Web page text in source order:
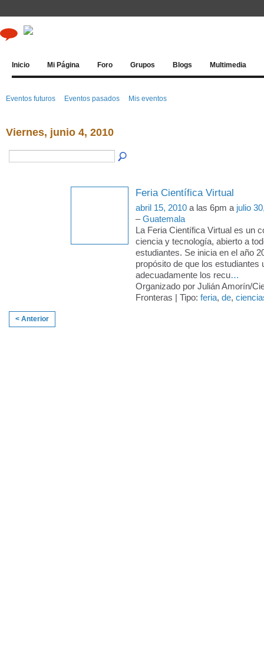
Inicio Mi Página Foro Grupos Blogs Multimedia
Eventos futuros Eventos pasados Mis eventos
Viernes, junio 4, 2010
Feria Científica Virtual
abril 15, 2010 a las 6pm a julio
–Guatemala
La Feria Científica Virtual es un
ciencia y tecnología, abierto a
estudiantes. Se inicia en el año
propósito de que los estudiantes
adecuadamente los recu…
Organizado por Julián Amorín/
Fronteras | Tipo: feria, de,
< Anterior